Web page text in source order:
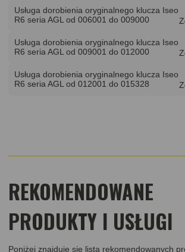
Usługa dorobienia oryginalnego klucza Iseo
R6 seria AGL od 006001 do 009000
Usługa dorobienia oryginalnego klucza Iseo
R6 seria AGL od 009001 do 012000
Usługa dorobienia oryginalnego klucza Iseo
R6 seria AGL od 012001 do 015328
REKOMENDOWANE
PRODUKTY I USŁUGI
Poniżej znajduje się lista rekomendowanych